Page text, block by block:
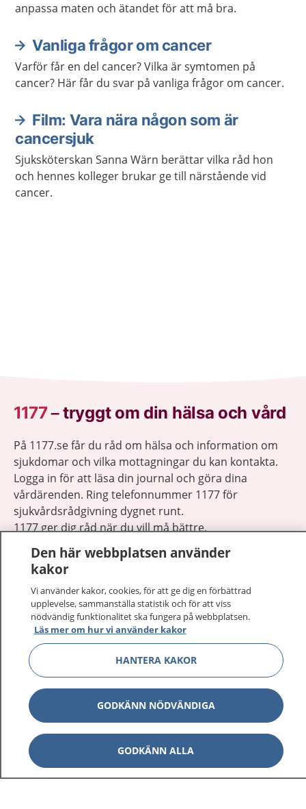
anpassa maten och ätandet för att må bra.
Vanliga frågor om cancer
Varför får en del cancer? Vilka är symtomen på
cancer? Här får du svar på vanliga frågor om cancer.
Film: Vara nära någon som är
cancersjuk
Sjuksköterskan Sanna Wärn berättar vilka råd hon
och hennes kolleger brukar ge till närstående vid
cancer.
1177–tryggt om din hälsa och vård
På 1177.se får du råd om hälsa och information om
sjukdomar och vilka mottagningar du kan kontakta.
Logga in för att läsa din journal och göra dina
vårdärenden. Ring telefonnummer 1177 för
sjukvårdsrådgivning dygnet runt.
1177 ger dig råd när du vill må bättre.
1177 på flera språk
Om 1177 Visa
Kontakt Visa
Behandling av personuppgifter
Hantering av kakor
Den här webbplatsen använder
kakor
Vi använder kakor, cookies, för att ge dig en förbättrad
upplevelse, sammanställa statistik och för att viss
nödvändig funktionalitet ska fungera på webbplatsen.
Läs mer om hur vi använder kakor
HANTERA KAKOR
GODKÄNN NÖDVÄNDIGA
GODKÄNN ALLA